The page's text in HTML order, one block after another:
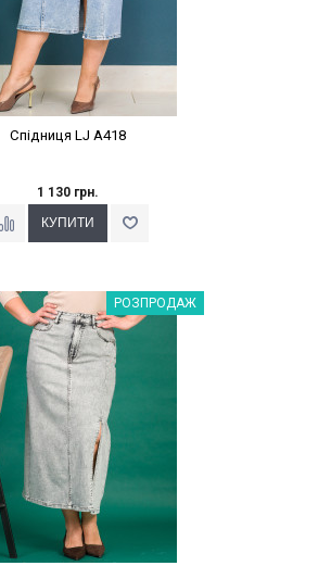
Спідниця LJ A418
1 130 грн.
Наклейки Варіант з %РОЗПРОДАЖ